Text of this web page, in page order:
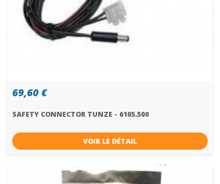
69,60 €
SAFETY CONNECTOR TUNZE - 6105.500
VOIR LE DÉTAIL